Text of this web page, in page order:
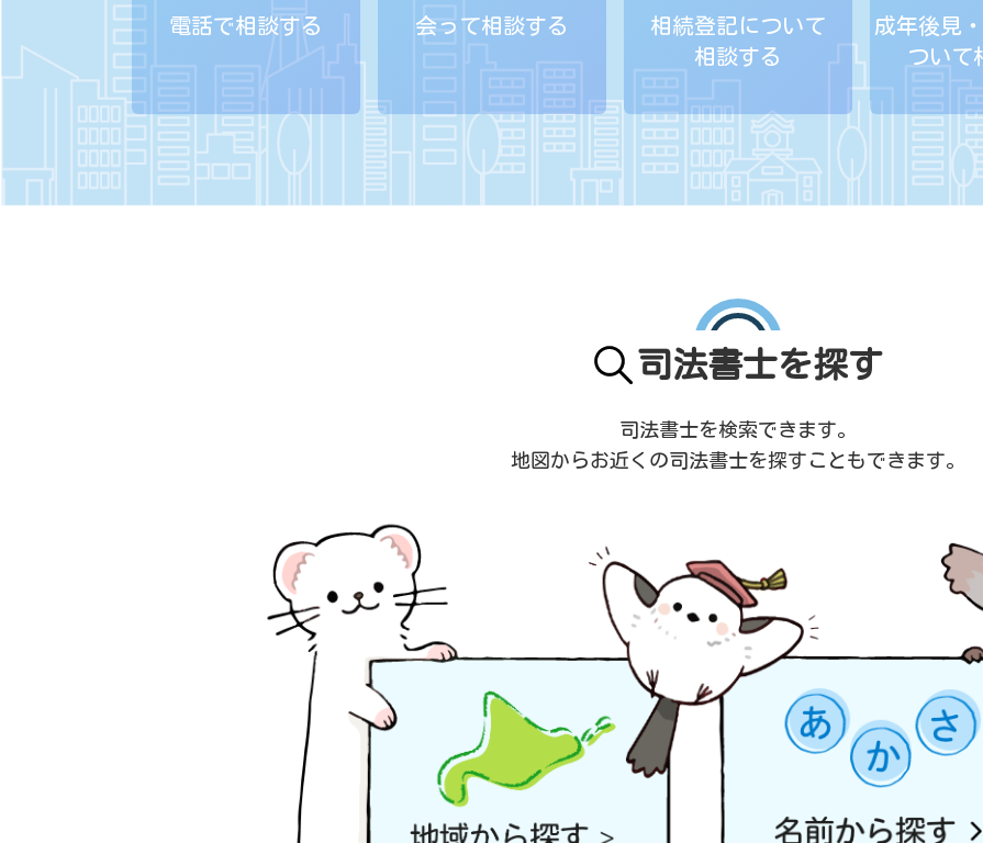
電話で相談する 会って相談する
相続登記について
相談する
成年後見
ついて
司法書士を探す
司法書士を検索できます。
地図からお近くの司法書士を探すこともできます。